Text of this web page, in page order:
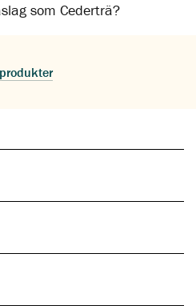
som Cederträ?